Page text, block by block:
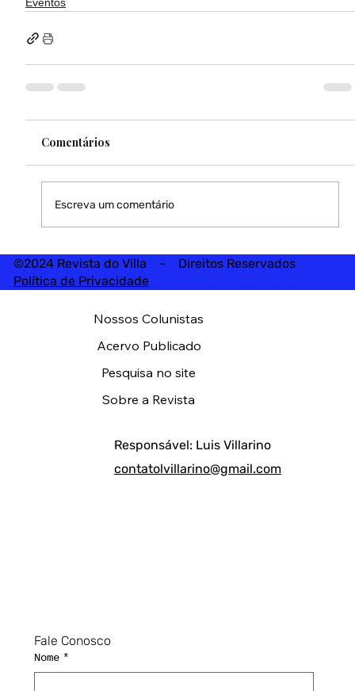
Comentários
Escreva um comentário
©2024 Revista do Villa - Direitos Reservados
Política de Privacidade
Fale Conosco
Nome *
Responsável: Luis Villarino
contatolvillarino@gmail.com
Nossos Colunistas
Acervo Publicado
Pesquisa no site
Sobre a Revista